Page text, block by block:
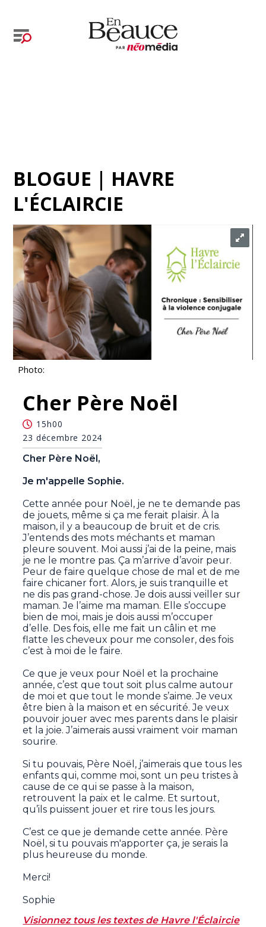
BLOGUE | HAVRE
L'ÉCLAIRCIE
Photo:
Cher Père Noël
15h00
23 décembre 2024
Cher Père Noël,
Je m'appelle Sophie.
Cette année pour Noël, je ne te demande pas
de jouets, même si ça me ferait plaisir. À la
maison, il y a beaucoup de bruit et de cris.
J’entends des mots méchants et maman
pleure souvent. Moi aussi j’ai de la peine, mais
je ne le montre pas. Ça m’arrive d’avoir peur.
Peur de faire quelque chose de mal et de me
faire chicaner fort. Alors, je suis tranquille et
ne dis pas grand-chose. Je dois aussi veiller sur
maman. Je l’aime ma maman. Elle s’occupe
bien de moi, mais je dois aussi m’occuper
d’elle. Des fois, elle me fait un câlin et me
flatte les cheveux pour me consoler, des fois
c’est à moi de le faire.
Ce que je veux pour Noël et la prochaine
année, c’est que tout soit plus calme autour
de moi et que tout le monde s’aime. Je veux
être bien à la maison et en sécurité. Je veux
pouvoir jouer avec mes parents dans le plaisir
et la joie. J’aimerais aussi vraiment voir maman
sourire.
Si tu pouvais, Père Noël, j’aimerais que tous les
enfants qui, comme moi, sont un peu tristes à
cause de ce qui se passe à la maison,
retrouvent la paix et le calme. Et surtout,
qu’ils puissent jouer et rire tous les jours.
C’est ce que je demande cette année. Père
Noël, si tu pouvais m'apporter ça, je serais la
plus heureuse du monde.
Merci!
Sophie
Visionnez tous les textes de Havre l'Éclaircie